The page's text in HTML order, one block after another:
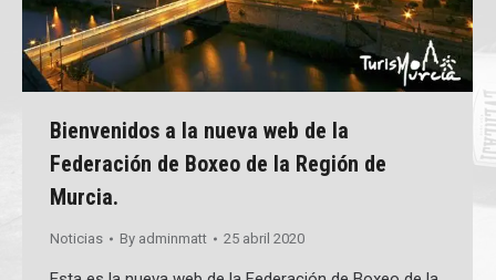
Bienvenidos a la nueva web de la
Federación de Boxeo de la Región de
Murcia.
Noticias By adminmatt 25 abril 2020